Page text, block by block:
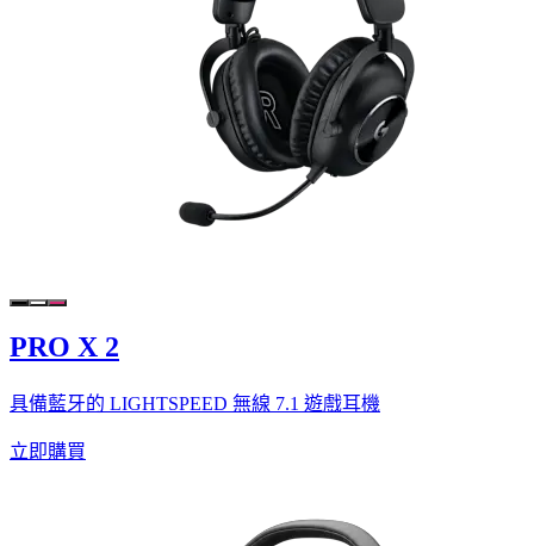
PRO X 2
具備藍牙的 LIGHTSPEED 無線 7.1 遊戲耳機
立即購買